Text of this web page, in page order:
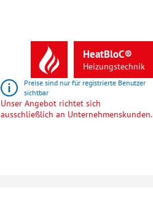
HeatBloC®
Heizungstechnik
Preise sind nur für registrierte Benutzer
sichtbar
Unser Angebot richtet sich
ausschließlich an Unternehmenskunden.